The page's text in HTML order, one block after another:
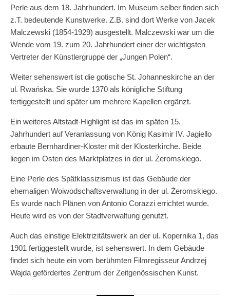
Perle aus dem 18. Jahrhundert. Im Museum selber finden sich
z.T. bedeutende Kunstwerke. Z.B. sind dort Werke von Jacek
Malczewski (1854-1929) ausgestellt. Malczewski war um die
Wende vom 19. zum 20. Jahrhundert einer der wichtigsten
Vertreter der Künstlergruppe der „Jungen Polen“.
Weiter sehenswert ist die gotische St. Johanneskirche an der
ul. Rwańska. Sie wurde 1370 als königliche Stiftung
fertiggestellt und später um mehrere Kapellen ergänzt.
Ein weiteres Altstadt-Highlight ist das im späten 15.
Jahrhundert auf Veranlassung von König Kasimir IV. Jagiello
erbaute Bernhardiner-Kloster mit der Klosterkirche. Beide
liegen im Osten des Marktplatzes in der ul. Żeromskiego.
Eine Perle des Spätklassizismus ist das Gebäude der
ehemaligen Woiwodschaftsverwaltung in der ul. Żeromskiego.
Es wurde nach Plänen von Antonio Corazzi errichtet wurde.
Heute wird es von der Stadtverwaltung genutzt.
Auch das einstige Elektrizitätswerk an der ul. Kopernika 1, das
1901 fertiggestellt wurde, ist sehenswert. In dem Gebäude
findet sich heute ein vom berühmten Filmregisseur Andrzej
Wajda gefördertes Zentrum der Zeitgenössischen Kunst.